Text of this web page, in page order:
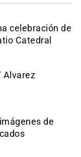
celebración de
Catedral
Alvarez
de